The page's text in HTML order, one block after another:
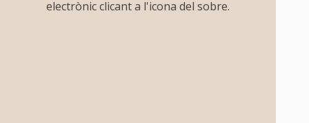
electrònic clicant a l'icona del sobre.